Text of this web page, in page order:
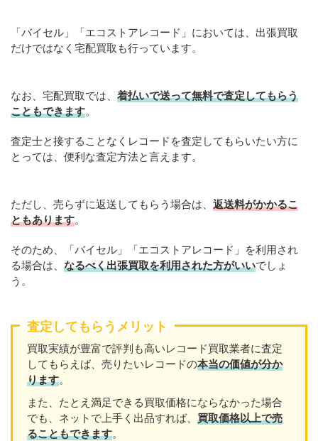
「バイセル」「エコストアレコード」においては、出張買取
だけではなく宅配買取も行っています。
なお、宅配買取では、 着払いで送って無料で査定してもらう
こともできます。
査定士と接することなくレコードを査定してもらいたい方に
とっては、便利な査定方法と言えます。
ただし、売らずに返送してもらう場合は、 返送料がかかるこ
ともあります。
そのため、「バイセル」「エコストアレコード」を利用され
る場合は、 なるべく出張買取を利用された方がいいでしょ
う。
査定してもらうメリット
買取実績が豊富で評判も高いレコード買取業者に査定
してもらえば、売りたいレコードの本当の価値が分か
ります。
また、たとえ満足できる買取価格にならなかった場合
でも、ネットで上手く出品すれば、 買取価格以上で売
ることもできます。